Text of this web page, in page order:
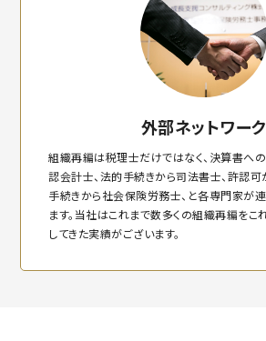
外部ネットワーク
組織再編は税理士だけではなく、決算書へ
認会計士、法的手続きから司法書士、許認可
手続きから社会保険労務士、と各専門家が
ます。当社はこれまで数多くの組織再編を
してきた実績がございます。